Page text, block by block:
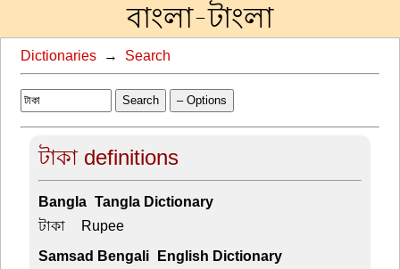
বাংলা-টাংলা
Dictionaries → Search
Search – Options
টাকা definitions
Bangla-Tangla Dictionary
টাকা – Rupee
Samsad Bengali-English Dictionary